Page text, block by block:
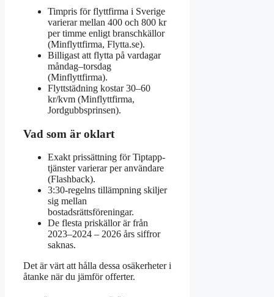
Timpris för flyttfirma i Sverige
varierar mellan 400 och 800 kr
per timme enligt branschkällor
(Minflyttfirma, Flytta.se).
Billigast att flytta på vardagar
måndag–torsdag
(Minflyttfirma).
Flyttstädning kostar 30–60
kr/kvm (Minflyttfirma,
Jordgubbsprinsen).
Vad som är oklart
Exakt prissättning för Tiptapp-
tjänster varierar per användare
(Flashback).
3:30-regelns tillämpning skiljer
sig mellan
bostadsrättsföreningar.
De flesta priskällor är från
2023–2024 – 2026 års siffror
saknas.
Det är värt att hålla dessa osäkerheter i
åtanke när du jämför offerter.